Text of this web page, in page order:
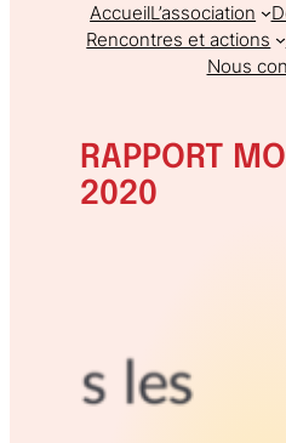
AccueilL’association
Rencontres et actions
Nous
RAPPORT
2020